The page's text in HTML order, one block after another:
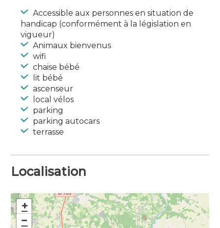
Accessible aux personnes en situation de
handicap (conformément à la législation en
vigueur)
Animaux bienvenus
wifi
chaise bébé
lit bébé
ascenseur
local vélos
parking
parking autocars
terrasse
Localisation
+
−